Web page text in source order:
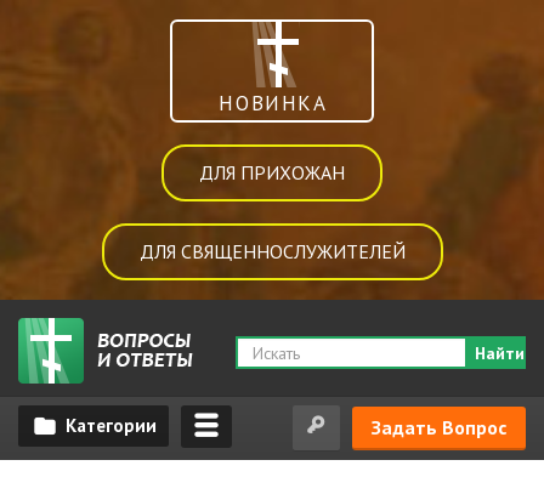
НОВИНКА
ДЛЯ ПРИХОЖАН
ДЛЯ СВЯЩЕННОСЛУЖИТЕЛЕЙ
Найти
Задать Вопрос